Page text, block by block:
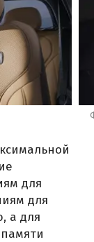
для
для
а для